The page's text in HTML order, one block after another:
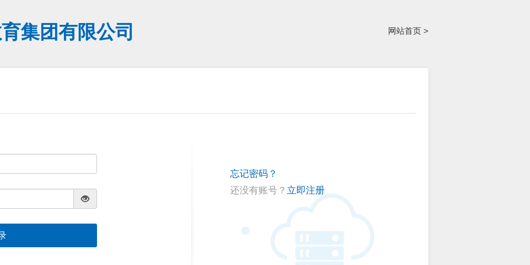
网站首页 >
集团有限公司
忘记密码？
还没有账号？ 立即注册